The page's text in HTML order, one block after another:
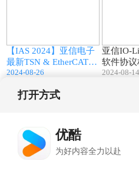
【IAS 2024】亚信电子
最新TSN & EtherCAT与
IO-Link技术整体解决方
2024-08-26
亚信IO-
软件协
示视频
2024-08-14
打开方式
优酷
为好内容全力以赴